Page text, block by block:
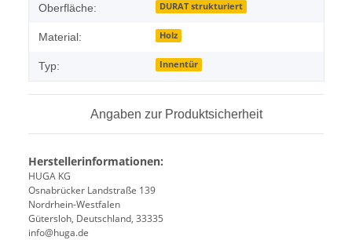
Oberfläche: DURAT strukturiert
Material: Holz
Typ: Innentür
Angaben zur Produktsicherheit
Herstellerinformationen:
HUGA KG
Osnabrücker Landstraße 139
Nordrhein-Westfalen
Gütersloh, Deutschland, 33335
info@huga.de